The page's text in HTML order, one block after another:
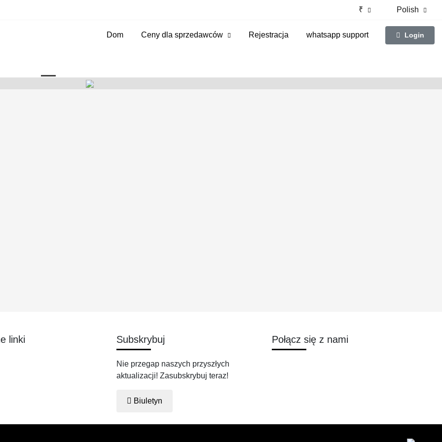
₹ Polish
Dom Ceny dla sprzedawców Rejestracja whatsapp support Login
linki Subskrybuj
Nie przegap naszych przyszłych
aktualizacji! Zasubskrybuj teraz!
Biuletyn
Połącz się z nami